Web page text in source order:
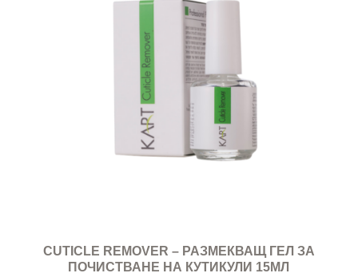
CUTICLE REMOVER – РАЗМЕКВАЩ ГЕЛ ЗА
ПОЧИСТВАНЕ НА КУТИКУЛИ 15МЛ